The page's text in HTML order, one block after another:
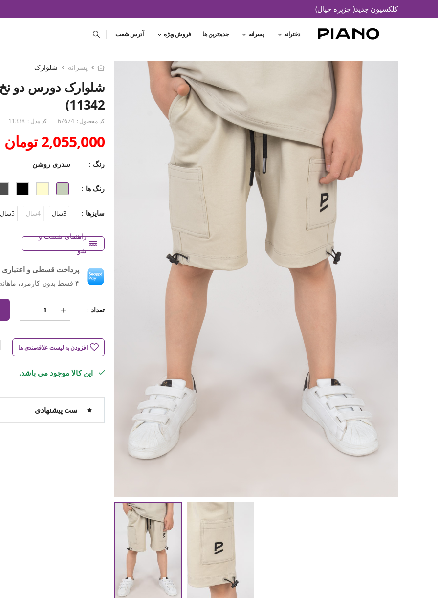
کلکسیون جدید( جزیره خیال)
دخترانه پسرانه جدیدترین ها فروش ویژه آدرس شعب
پسرانه شلوارک
شلوارک دورس دو
11342)
کد محصول : 67674 کد مدل : 11338
2,055,000 تومان
رنگ : سدری روشن
رنگ ها :
سایزها : 3سال 4سال 5سال
راهنمای شست و
شو
پرداخت قسطی و اعتباری
۴ قسط بدون کارمزد، ماهانه ۵۱۳٬۷۵۰ تومان
تعداد :
افزودن به لیست علاقه‌مندی ها
این کالا موجود می باشد.
ست پیشنهادی